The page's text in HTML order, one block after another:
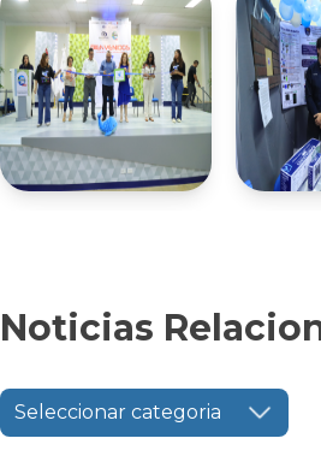
Noticias
Seleccionar categoria